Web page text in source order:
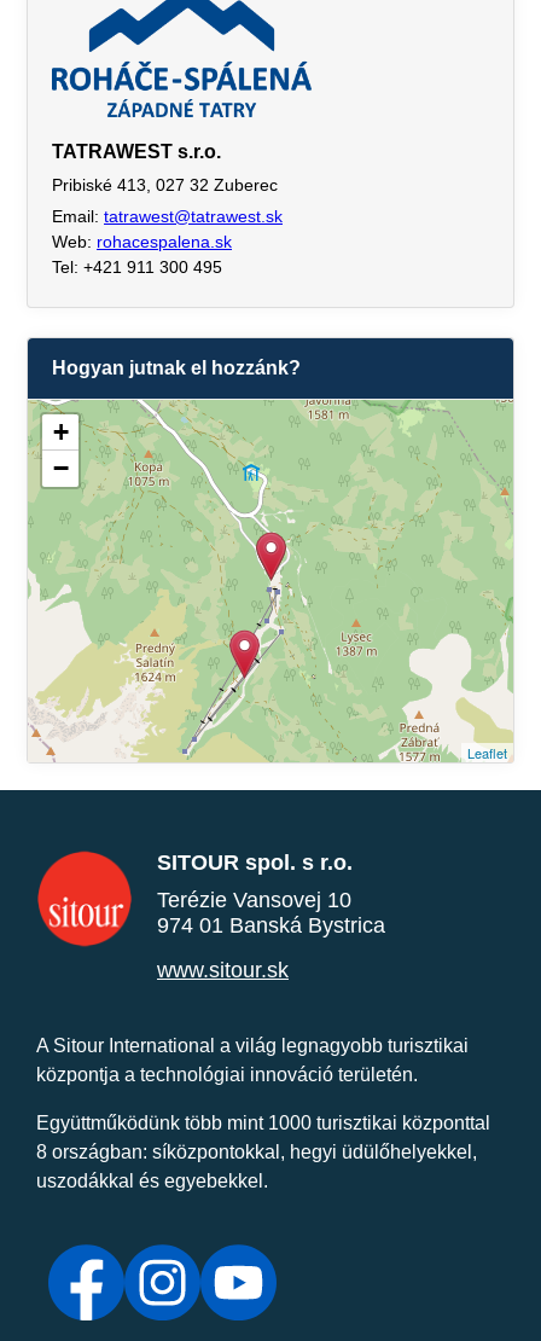
TATRAWEST s.r.o.
Pribiské 413, 027 32 Zuberec
Email: tatrawest@tatrawest.sk
Web: rohacespalena.sk
Tel: +421 911 300 495
Hogyan jutnak el hozzánk?
+
−
Leaflet
SITOUR spol. s r.o.
Terézie Vansovej 10
974 01 Banská Bystrica
www.sitour.sk
A Sitour International a világ legnagyobb turisztikai
központja a technológiai innováció területén.
Együttműködünk több mint 1000 turisztikai központtal
8 országban: síközpontokkal, hegyi üdülőhelyekkel,
uszodákkal és egyebekkel.